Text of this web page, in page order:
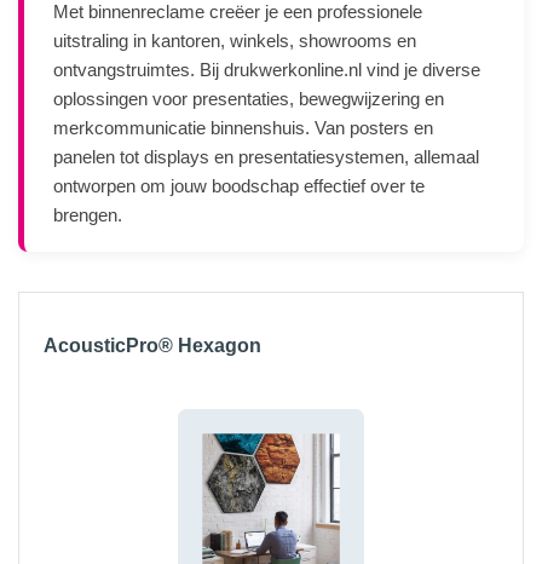
Met binnenreclame creëer je een professionele
uitstraling in kantoren, winkels, showrooms en
ontvangstruimtes. Bij drukwerkonline.nl vind je diverse
oplossingen voor presentaties, bewegwijzering en
merkcommunicatie binnenshuis. Van posters en
panelen tot displays en presentatiesystemen, allemaal
ontworpen om jouw boodschap effectief over te
brengen.
AcousticPro® Hexagon